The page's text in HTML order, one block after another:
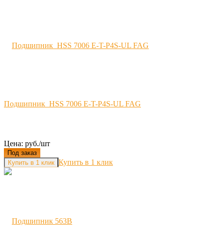
Подшипник HSS 7006 E-T-P4S-UL FAG
Цена: руб./шт
Под заказ
Купить в 1 клик